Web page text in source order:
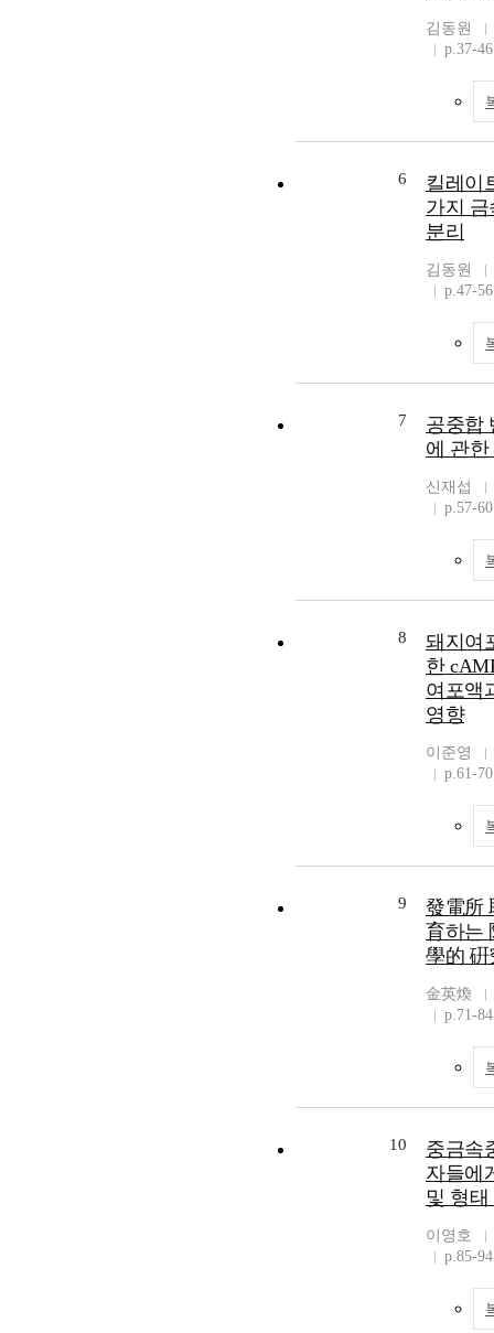
김동원
p.37-46
6
킬레이
가지
분리
김동원
p.47-56
7
공중합
에 관한
신재섭
p.57-60
8
돼지여
한
여포액
영향
이준영
p.61-70
9
發電所
育하는
學的 硏
金英煥
p.71-84
10
중금속
자들에
및 형
이영호
p.85-94